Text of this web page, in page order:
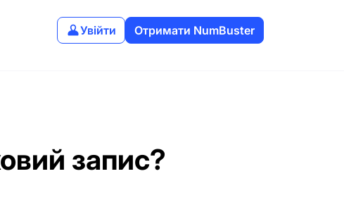
Увійти Отримати NumBuster
запис?